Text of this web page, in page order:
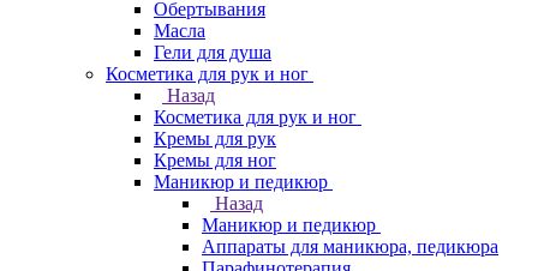
Обертывания
Масла
Гели для душа
Косметика для рук и ног
Назад
Косметика для рук и ног
Кремы для рук
Кремы для ног
Маникюр и педикюр
Назад
Маникюр и педикюр
Аппараты для маникюра, педикюра